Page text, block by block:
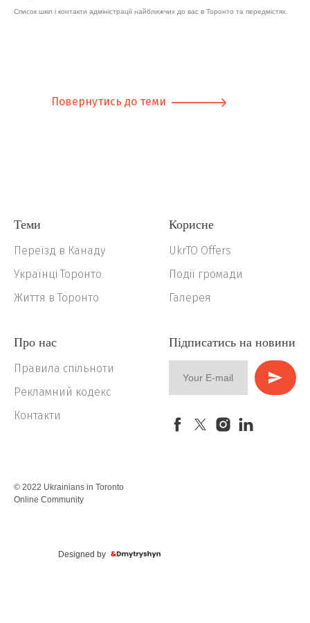
Список шкіл і контакти адміністрації найближчих до вас в Торонто та передмістях.
Повернутись до теми
Теми
Переїзд в Канаду
Українці Торонто
Життя в Торонто
Корисне
UkrTO Offers
Події громади
Галерея
Про нас
Правила спільноти
Рекламний кодекс
Контакти
Підписатись на новини
© 2022 Ukrainians in Toronto
Online Community
Designed by